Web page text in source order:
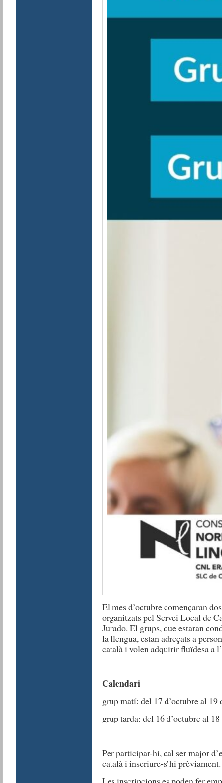
El mes d’octubre començaran
organitzats pel Servei Local de
Jurado. El grups, que estaran
la llengua, estan adreçats a
català i volen adquirir fluïdesa a
Calendari
grup matí: del 17 d’octubre al 19
grup tarda: del 16 d’octubre al 18
Per participar-hi, cal ser major
català i inscriure-s’hi prèviament.
Les inscripcions es poden fer